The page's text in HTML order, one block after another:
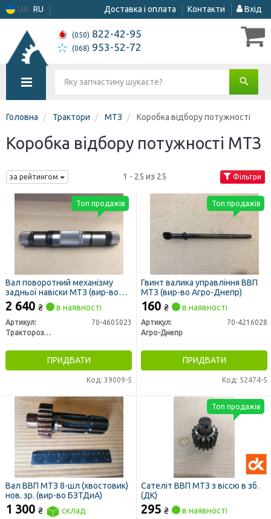
UA RU Доставка і оплата Контакти Вхід
(050) 822-42-95
(068) 953-52-72
Головна Трактори МТЗ Коробка відбору потужності
Коробка відбору потужності МТЗ
за рейтингом 1 - 25 из 25 Фільтри
Вал поворотний механізму
задньої навіски МТЗ (вир-во
РЗТ м. Ромни)
2 640 ₴ в наявності
Артикул:
70-4605023
Тракторозапчасть г. Ромны
ПРИДБАТИ
Код: 39009-5
Топ продажів
Гвинт валика управління ВВП
МТЗ (вир-во Агро-Днепр)
160 ₴ в наявності
Артикул:
70-4216028
Агро-Днепр
ПРИДБАТИ
Код: 52474-5
Топ продажів
Вал ВВП МТЗ 8-шл (хвостовик)
нов. зр. (вир-во БЗТДиА)
1 300 ₴ склад
Сателіт ВВП МТЗ з віссю в зб.
(ДК)
295 ₴ в наявності
Топ продажів